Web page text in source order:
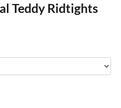
Teddy Ridtights